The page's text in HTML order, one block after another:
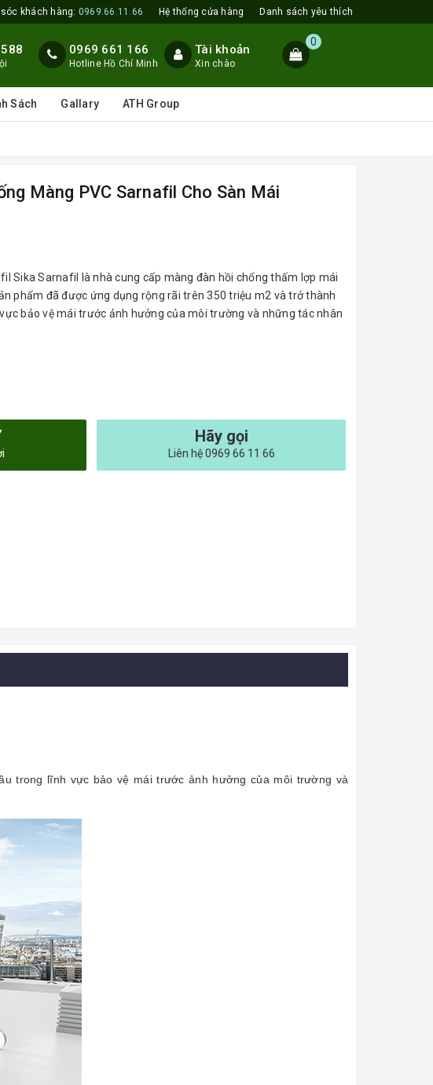
khách hàng: 0969.66.11.66 Hệ thống cửa hàng Danh sách yêu thích
0969 661 166
Hotline Hồ Chí Minh
Tài khoản
Xin chào
0
Sách Gallary ATH Group
Màng PVC Sarnafil Cho Sàn Mái
Sika Sarnafil là nhà cung cấp màng đàn hồi chống thấm lợp mái
phẩm đã được ứng dụng rộng rãi trên 350 triệu m2 và trở thành
bảo vệ mái trước ảnh hưởng của môi trường và những tác nhân
Hãy gọi
Liên hệ 0969 66 11 66
trong lĩnh vực bảo vệ mái trước ảnh hưởng của môi trường và